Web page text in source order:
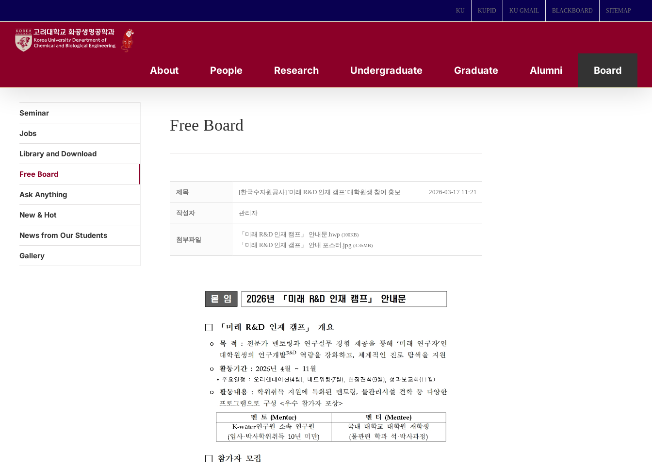
KU KUPID KU GMAIL BLACKBOARD SITEMAP
About People Research Undergraduate Graduate Alumni Board
Free Board
제목 [한국수자원공사] '미래 R&D 인재 캠프' 대학원생 참여 홍보 2026-03-17 11:21
작성자 관리자
첨부파일
「미래 R&D 인재 캠프」 안내문.hwp (100KB)
「미래 R&D 인재 캠프」 안내 포스터.jpg (3.35MB)
Seminar
Jobs
Library and Download
Free Board
Ask Anything
New & Hot
News from Our Students
Gallery